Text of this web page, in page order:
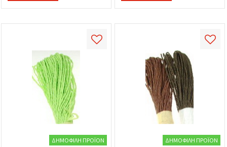
ΔΗΜΟΦΙΛΉ ΠΡΟΪΌΝ ΔΗΜΟΦΙΛΉ ΠΡΟΪΌΝ